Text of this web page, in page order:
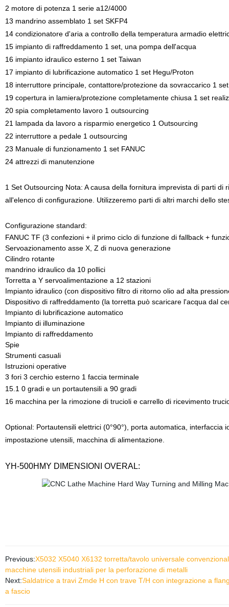
2 motore di potenza 1 serie a12/4000
13 mandrino assemblato 1 set SKFP4
14 condizionatore d'aria a controllo della temperatura armadio
15 impianto di raffreddamento 1 set, una pompa dell'acqua
16 impianto idraulico esterno 1 set Taiwan
17 impianto di lubrificazione automatico 1 set Hegu/Proton
18 interruttore principale, contattore/protezione da sovraccarico 1
19 copertura in lamiera/protezione completamente chiusa 1 set
20 spia completamento lavoro 1 outsourcing
21 lampada da lavoro a risparmio energetico 1 Outsourcing
22 interruttore a pedale 1 outsourcing
23 Manuale di funzionamento 1 set FANUC
24 attrezzi di manutenzione
1 Set Outsourcing Nota: A causa della fornitura imprevista di parti
all'elenco di configurazione. Utilizzeremo parti di altri marchi dello
Configurazione standard:
FANUC TF (3 confezioni + il primo ciclo di funzione di fallback +
Servoazionamento asse X, Z di nuova generazione
Cilindro rotante
mandrino idraulico da 10 pollici
Torretta a Y servoalimentazione a 12 stazioni
Impianto idraulico (con dispositivo filtro di ritorno olio ad alta
Dispositivo di raffreddamento (la torretta può scaricare l'acqua dal
Impianto di lubrificazione automatico
Impianto di illuminazione
Impianto di raffreddamento
Spie
Strumenti casuali
Istruzioni operative
3 fori 3 cerchio esterno 1 faccia terminale
15.1 0 gradi e un portautensili a 90 gradi
16 macchina per la rimozione di trucioli e carrello di ricevimento
Optional: Portautensili elettrici (0°90°), porta automatica,
impostazione utensili, macchina di alimentazione.
YH-500HMY DIMENSIONI OVERAL:
Previous:X5032 X5040 X6132 torretta/tavolo universale
macchine utensili industriali per la perforazione di metalli
Next:Saldatrice a travi Zmde H con trave T/H con integrazione a
a fascio